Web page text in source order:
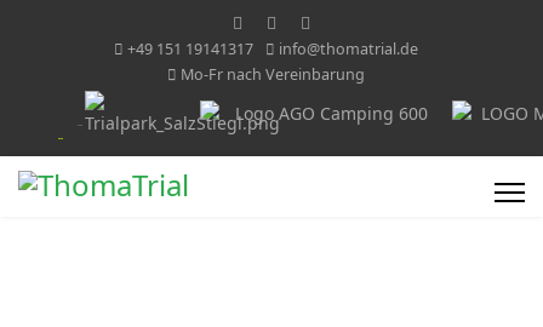
+49 151 19141317
info@thomatrial.de
Mo-Fr nach Vereinbarung